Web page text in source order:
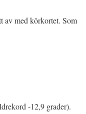
av med körkortet. Som
-12,9 grader).